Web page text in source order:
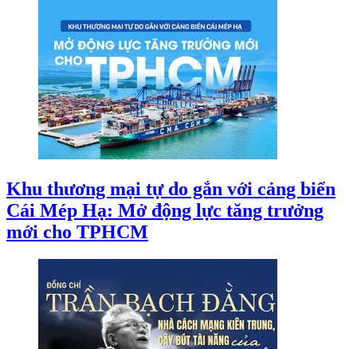
Khu thương mại tự do gắn với cảng biển
Cái Mép Hạ: Mở động lực tăng trưởng
mới cho TPHCM